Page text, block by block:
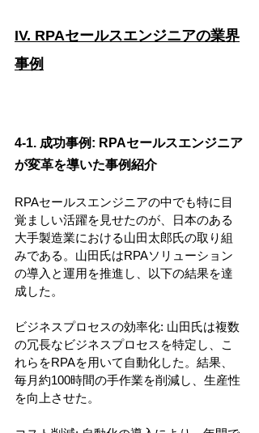
IV. RPAセールスエンジニアの業界
事例
4-1. 成功事例: RPAセールスエンジニア
が変革を導いた事例紹介
RPAセールスエンジニアの中でも特に目
覚ましい活躍を見せたのが、日本のある
大手製造業における山田太郎氏の取り組
みである。山田氏はRPAソリューション
の導入と運用を推進し、以下の結果を達
成した。
ビジネスプロセスの効率化: 山田氏は複数
の冗長なビジネスプロセスを特定し、こ
れらをRPAを用いて自動化した。結果、
毎月約100時間の手作業を削減し、生産性
を向上させた。